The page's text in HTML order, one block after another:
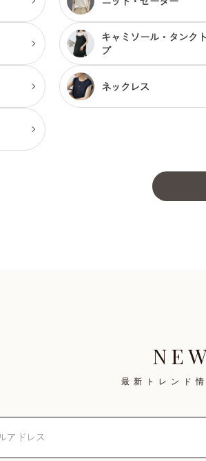
キャミソール・ タンク
プ
ネックレス
最新トレンド